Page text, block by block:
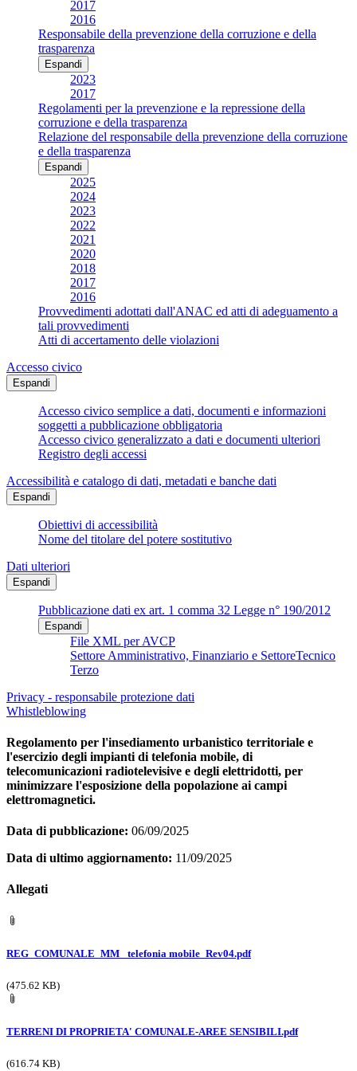
2017
2016
Responsabile della prevenzione della corruzione e della
trasparenza
Espandi
2023
2017
Regolamenti per la prevenzione e la repressione della
corruzione e della trasparenza
Relazione del responsabile della prevenzione della corruzione
e della trasparenza
Espandi
2025
2024
2023
2022
2021
2020
2018
2017
2016
Provvedimenti adottati dall'ANAC ed atti di adeguamento a
tali provvedimenti
Atti di accertamento delle violazioni
Accesso civico
Espandi
Accesso civico semplice a dati, documenti e informazioni
soggetti a pubblicazione obbligatoria
Accesso civico generalizzato a dati e documenti ulteriori
Registro degli accessi
Accessibilità e catalogo di dati, metadati e banche dati
Espandi
Obiettivi di accessibilità
Nome del titolare del potere sostitutivo
Dati ulteriori
Espandi
Pubblicazione dati ex art. 1 comma 32 Legge n° 190/2012
Espandi
File XML per AVCP
Settore Amministrativo, Finanziario e SettoreTecnico
Terzo
Privacy - responsabile protezione dati
Whistleblowing
Regolamento per l'insediamento urbanistico territoriale e
l'esercizio degli impianti di telefonia mobile, di
telecomunicazioni radiotelevisive e degli elettridotti, per
minimizzare l'esposizione della popolazione ai campi
elettromagnetici.
Data di pubblicazione: 06/09/2025
Data di ultimo aggiornamento: 11/09/2025
Allegati
REG_COMUNALE_MM_ telefonia mobile_Rev04.pdf
(475.62 KB)
TERRENI DI PROPRIETA' COMUNALE-AREE SENSIBILI.pdf
(616.74 KB)